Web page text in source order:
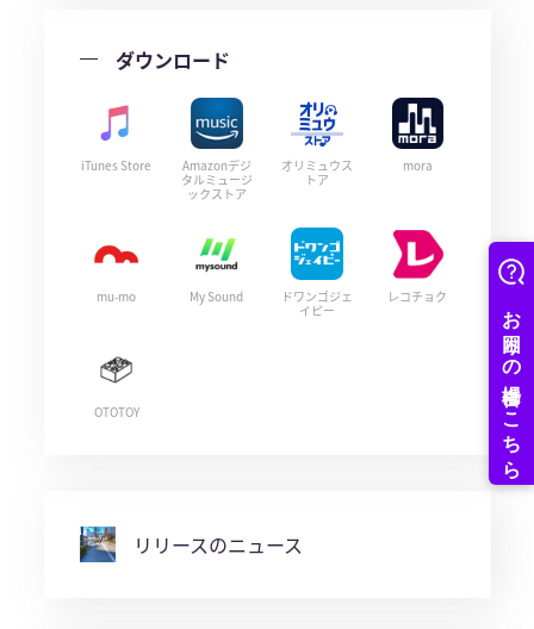
ダウンロード
iTunes Store
Amazonデジ
タルミュージ
ックストア
オリミュウス
トア
mora
mu-mo My Sound
ドワンゴジェ
イピー
レコチョク
OTOTOY
リリースのニュース